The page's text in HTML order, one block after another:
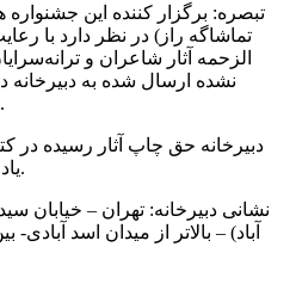
تبصره: برگزار کننده این
تماشاگه راز) در نظر دارد با
الزحمه آثار شاعران و
نشده‌ ارسال شده به دبیرخانه
موضوع فراخوان استفاده کنند.
دبیرخانه حق چاپ آثار رسیده در
یاد بود این جشنواره هنری را دارد.
نشانی دبیرخانه: تهران – خیابان